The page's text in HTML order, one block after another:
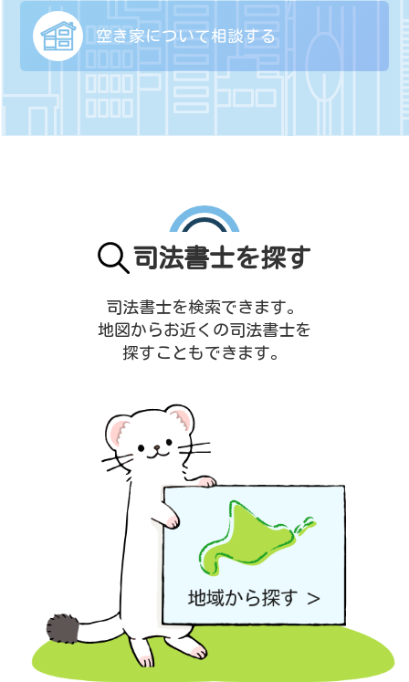
空き家について相談する
司法書士を探す
司法書士を検索できます。
地図からお近くの司法書士を
探すこともできます。